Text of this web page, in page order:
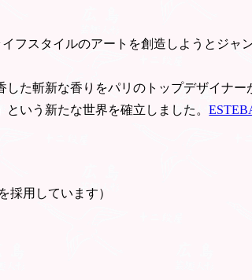
フスタイルのアートを創造しようとジャ
た斬新な香りをパリのトップデザイナ
という新たな世界を確立しました。
採用しています）